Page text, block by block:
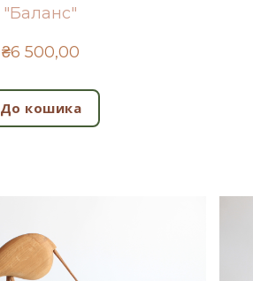
"Баланс"
₴6 500,00
До кошика